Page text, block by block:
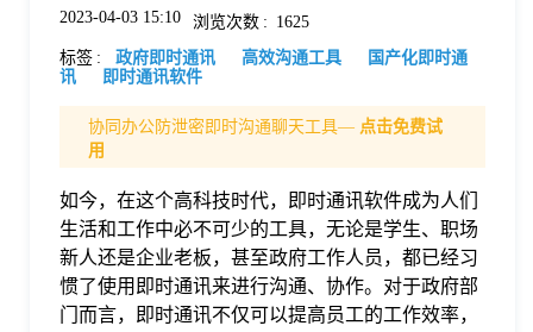
价
格
2023-04-03 15:10 浏览次数 : 1625
标签 : 政府即时通讯 高效沟通工具
国产化即时通
讯
即时通讯软件
协同办公防泄密即时沟通聊天工具— 点击免费试
用
如今，在这个高科技时代，即时通讯软件成为人们
生活和工作中必不可少的工具，无论是学生、职场
新人还是企业老板，甚至政府工作人员，都已经习
惯了使用即时通讯来进行沟通、协作。对于政府部
门而言，即时通讯不仅可以提高员工的工作效率，